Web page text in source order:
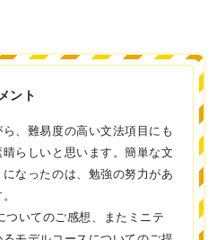
ント
、難易度の高い文法項目にも
らしいと思います。簡単な文
なったのは、勉強の努力があ
いてのご感想、またミニテ